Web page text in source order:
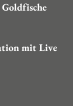
mit Live